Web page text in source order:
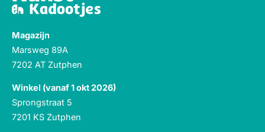
Magazijn
Marsweg 89A
7202 AT Zutphen
Winkel (vanaf 1 okt 2026)
Sprongstraat 5
7201 KS Zutphen